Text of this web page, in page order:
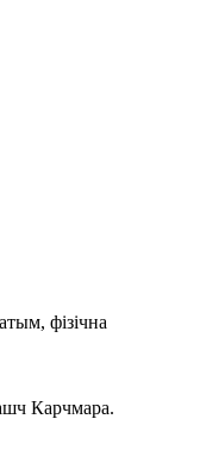
фізічна
Карчмара.